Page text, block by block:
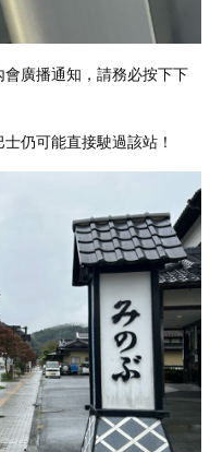
廣播通知，請務必按下下
仍可能直接駛過該站！